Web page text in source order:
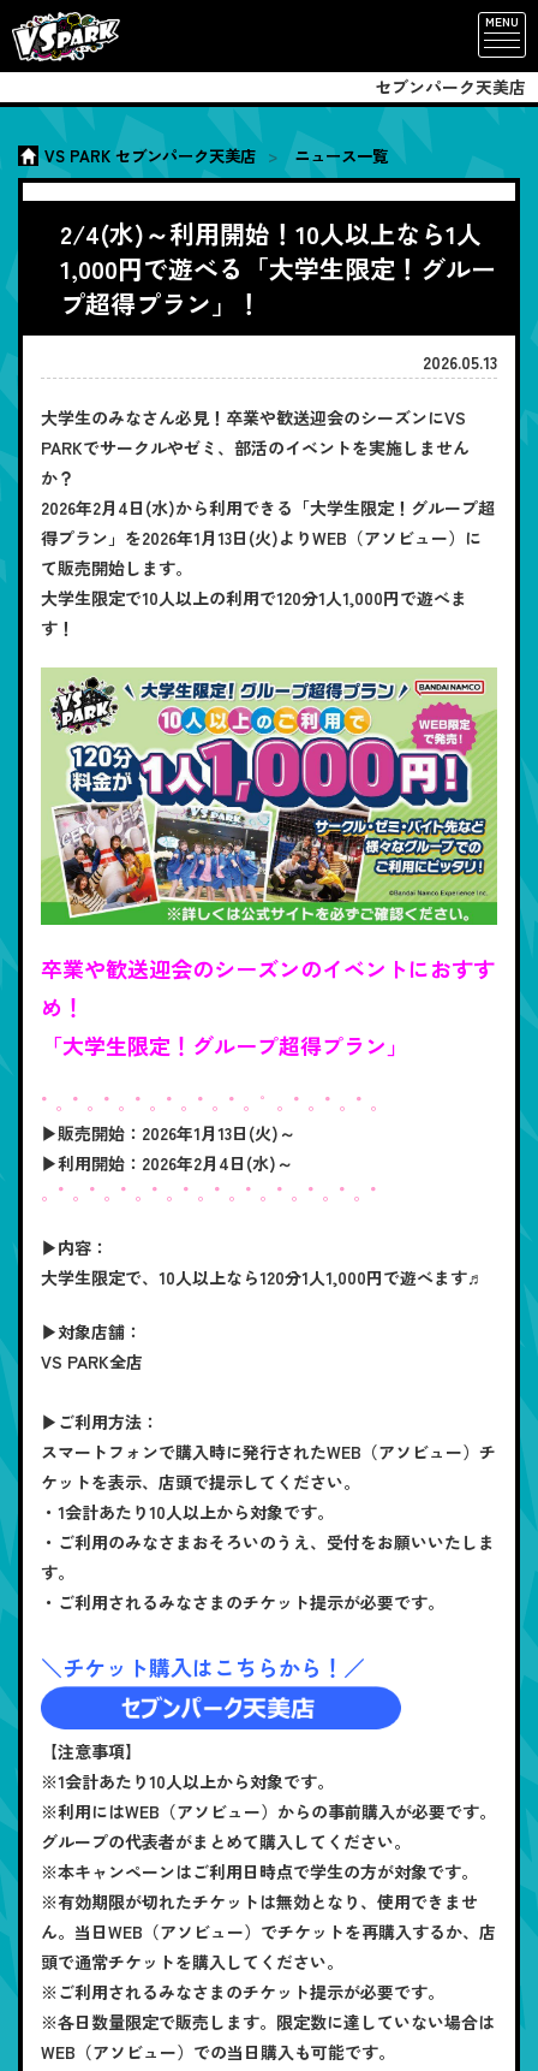
MENU
セブンパーク天美店
VS PARK セブンパーク天美店 ニュース一覧
2/4(水)～利用開始！10人以上なら1人
1,000円で遊べる「大学生限定！グルー
プ超得プラン」！
2026.05.13
大学生のみなさん必見！卒業や歓送迎会のシーズンにVS
PARKでサークルやゼミ、部活のイベントを実施しません
か？
2026年2月4日(水)から利用できる「大学生限定！グループ超
得プラン」を2026年1月13日(火)よりWEB（アソビュー）に
て販売開始します。
大学生限定で10人以上の利用で120分1人1,000円で遊べま
す！
卒業や歓送迎会のシーズンのイベントにおすす
め！
「大学生限定！グループ超得プラン」
°。°。°。°。°。°。°。゜。°。°。°。
▶販売開始： 2026年1月13日(火)～
▶利用開始： 2026年2月4日(水)～
。°。°。°。°。°。°。°。°。°。°。°
▶内容：
大学生限定で、10人以上なら120分1人1,000円で遊べます♬
▶対象店舗：
VS PARK全店
▶ご利用方法：
スマートフォンで購入時に発行されたWEB（アソビュー）チ
ケットを表示、店頭で提示してください。
・1会計あたり10人以上から対象です。
・ご利用のみなさまおそろいのうえ、受付をお願いいたしま
す。
・ご利用されるみなさまのチケット提示が必要です。
＼チケット購入はこちらから！／
【注意事項】
※1会計あたり10人以上から対象です。
※利用にはWEB（アソビュー）からの事前購入が必要です。
グループの代表者がまとめて購入してください。
※本キャンペーンはご利用日時点で学生の方が対象です。
※有効期限が切れたチケットは無効となり、使用できませ
ん。当日WEB（アソビュー）でチケットを再購入するか、店
頭で通常チケットを購入してください。
※ご利用されるみなさまのチケット提示が必要です。
※各日数量限定で販売します。限定数に達していない場合は
WEB（アソビュー）での当日購入も可能です。